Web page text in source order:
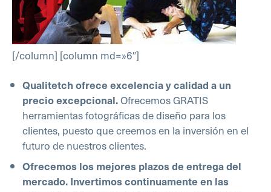
[/column] [column md=»6″]
Qualitetch ofrece excelencia y calidad a un
precio excepcional.Ofrecemos GRATIS
herramientas fotográficas de diseño para los
clientes, puesto que creemos en la inversión en el
futuro de nuestros clientes.
Ofrecemos los mejores plazos de entrega del
mercado. Invertimos continuamente en las